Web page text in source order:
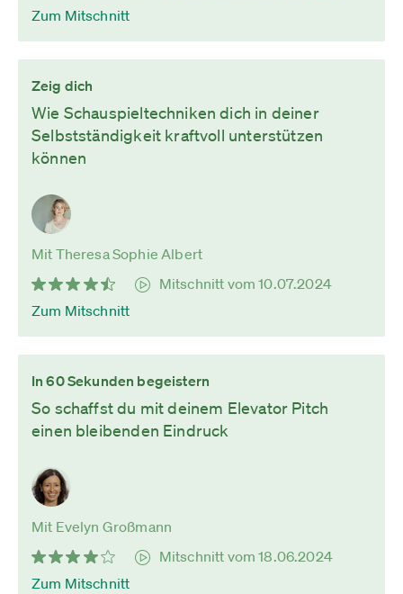
Zum Mitschnitt
Zeig dich
Wie Schauspieltechniken dich in deiner
Selbstständigkeit kraftvoll unterstützen
können
Mit Theresa Sophie Albert
Mitschnitt vom 10.07.2024
Zum Mitschnitt
In 60 Sekunden begeistern
So schaffst du mit deinem Elevator Pitch
einen bleibenden Eindruck
Mit Evelyn Großmann
Mitschnitt vom 18.06.2024
Zum Mitschnitt